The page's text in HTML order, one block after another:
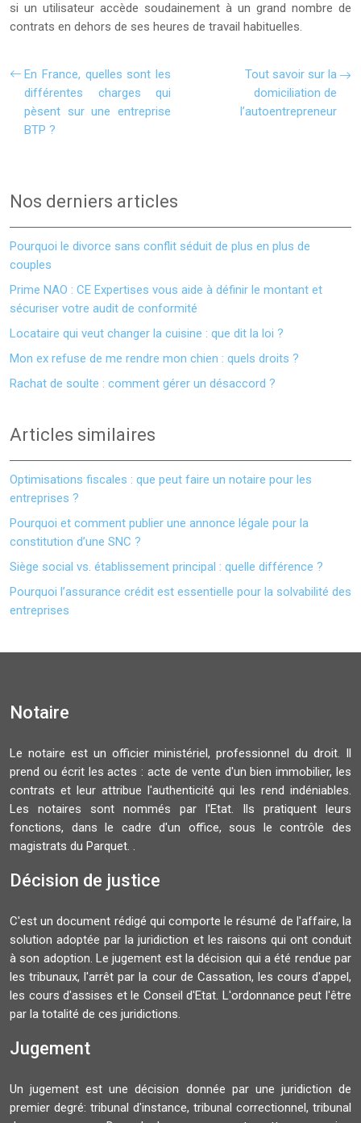
si un utilisateur accède soudainement à un grand nombre de
contrats en dehors de ses heures de travail habituelles.
En France, quelles sont les
différentes charges qui
pèsent sur une entreprise
BTP ?
Tout savoir sur la
domiciliation de
l’autoentrepreneur
Nos derniers articles
Pourquoi le divorce sans conflit séduit de plus en plus de
couples
Prime NAO : CE Expertises vous aide à définir le montant et
sécuriser votre audit de conformité
Locataire qui veut changer la cuisine : que dit la loi ?
Mon ex refuse de me rendre mon chien : quels droits ?
Rachat de soulte : comment gérer un désaccord ?
Articles similaires
Optimisations fiscales : que peut faire un notaire pour les
entreprises ?
Pourquoi et comment publier une annonce légale pour la
constitution d’une SNC ?
Siège social vs. établissement principal : quelle différence ?
Pourquoi l’assurance crédit est essentielle pour la solvabilité des
entreprises
Notaire
Le notaire est un officier ministériel, professionnel du droit. Il
prend ou écrit les actes : acte de vente d'un bien immobilier, les
contrats et leur attribue l'authenticité qui les rend indéniables.
Les notaires sont nommés par l'Etat. Ils pratiquent leurs
fonctions, dans le cadre d'un office, sous le contrôle des
magistrats du Parquet. .
Décision de justice
C'est un document rédigé qui comporte le résumé de l'affaire, la
solution adoptée par la juridiction et les raisons qui ont conduit
à son adoption. Le jugement est la décision qui a été rendue par
les tribunaux, l'arrêt par la cour de Cassation, les cours d'appel,
les cours d'assises et le Conseil d'Etat. L'ordonnance peut l'être
par la totalité de ces juridictions.
Jugement
Un jugement est une décision donnée par une juridiction de
premier degré: tribunal d'instance, tribunal correctionnel, tribunal